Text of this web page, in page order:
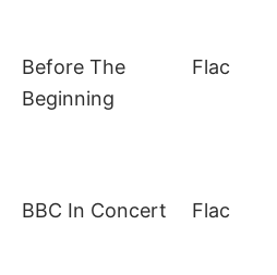
Before The
Beginning
Flac
BBC In Concert Flac